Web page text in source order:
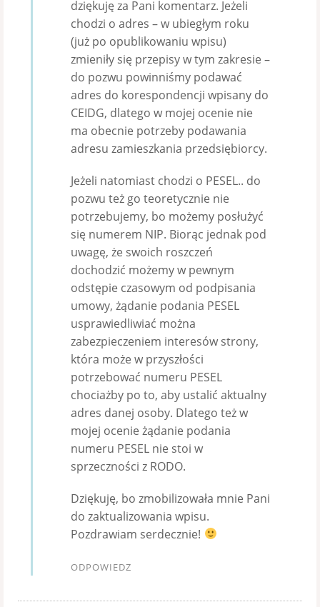
dziękuję za Pani komentarz. Jeżeli
chodzi o adres – w ubiegłym roku
(już po opublikowaniu wpisu)
zmieniły się przepisy w tym zakresie –
do pozwu powinniśmy podawać
adres do korespondencji wpisany do
CEIDG, dlatego w mojej ocenie nie
ma obecnie potrzeby podawania
adresu zamieszkania przedsiębiorcy.
Jeżeli natomiast chodzi o PESEL.. do
pozwu też go teoretycznie nie
potrzebujemy, bo możemy posłużyć
się numerem NIP. Biorąc jednak pod
uwagę, że swoich roszczeń
dochodzić możemy w pewnym
odstępie czasowym od podpisania
umowy, żądanie podania PESEL
usprawiedliwiać można
zabezpieczeniem interesów strony,
która może w przyszłości
potrzebować numeru PESEL
chociażby po to, aby ustalić aktualny
adres danej osoby. Dlatego też w
mojej ocenie żądanie podania
numeru PESEL nie stoi w
sprzeczności z RODO.
Dziękuję, bo zmobilizowała mnie Pani
do zaktualizowania wpisu.
Pozdrawiam serdecznie!
ODPOWIEDZ